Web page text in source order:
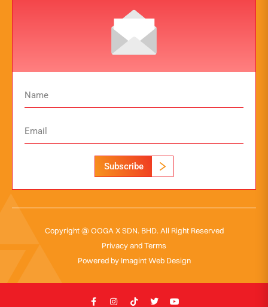
Subscribe
Copyright @ OOGA X SDN. BHD. All Right Reserved
Privacy and Terms
Powered by Imagint Web Design